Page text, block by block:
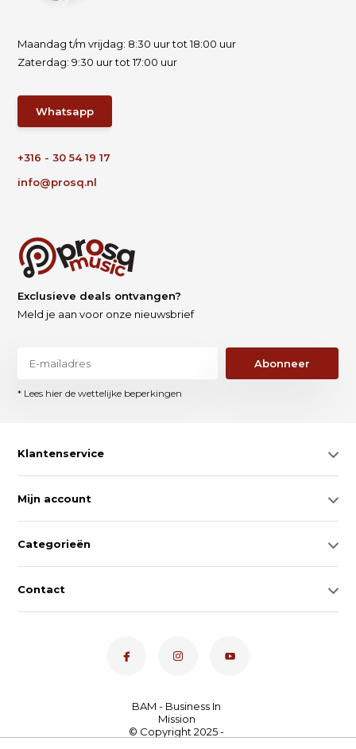
Maandag t/m vrijdag: 8:30 uur tot 18:00 uur
Zaterdag: 9:30 uur tot 17:00 uur
Whatsapp
+316 - 30 54 19 17
info@prosq.nl
Exclusieve deals ontvangen?
Meld je aan voor onze nieuwsbrief
Abonneer
* Lees hier de wettelijke beperkingen
Klantenservice
Mijn account
Categorieën
Contact